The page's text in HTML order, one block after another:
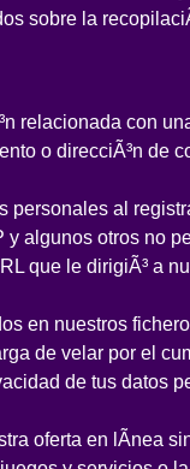
sobre la
relacionada con
o direcciÃ³n de
personales al
y algunos otros no
que le dirigiÃ³ a
en nuestros
de velar por el
de tus datos
oferta en lÃ­nea